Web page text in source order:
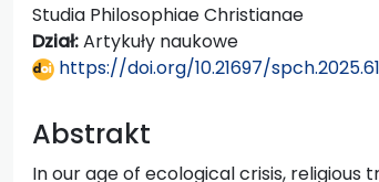
Studia Philosophiae Christianae
Dział:Artykuły naukowe
https://doi.org/10.21697/
Abstrakt
In our age of ecological crisis,